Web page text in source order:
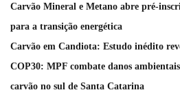
Carvão Mineral e Metano abre pré-
para a transição energética
Carvão em Candiota: Estudo inédito
COP30: MPF combate danos
carvão no sul de Santa Catarina